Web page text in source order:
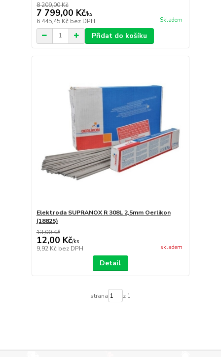
8 209,00 Kč
7 799,00 Kč/ks
6 445,45 Kč bez DPH Skladem
Přidat do košíku
Elektroda SUPRANOX R 308L 2,5mm Oerlikon
(18825)
13,00 Kč
12,00 Kč/ks
9,92 Kč bez DPH skladem
Detail
strana z 1